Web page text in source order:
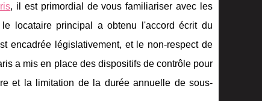
, il est primordial de vous familiariser avec les
locataire principal a obtenu l'accord écrit du
encadrée législativement, et le non-respect de
a mis en place des dispositifs de contrôle pour
et la limitation de la durée annuelle de sous-